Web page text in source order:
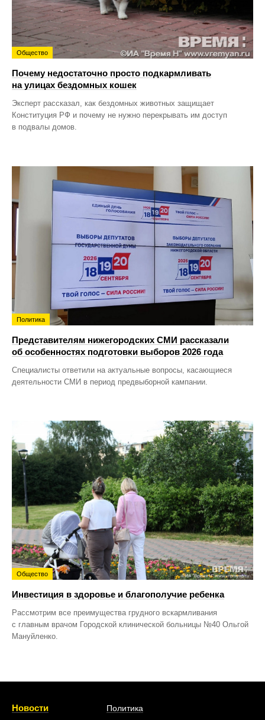
Общество
Почему недостаточно просто подкармливать
на улицах бездомных кошек
Эксперт рассказал, как бездомных животных защищает
Конституция РФ и почему не нужно перекрывать им доступ
в подвалы домов.
Политика
Представителям нижегородских СМИ рассказали
об особенностях подготовки выборов 2026 года
Специалисты ответили на актуальные вопросы, касающиеся
деятельности СМИ в период предвыборной кампании.
Общество
Инвестиция в здоровье и благополучие ребенка
Рассмотрим все преимущества грудного вскармливания
с главным врачом Городской клинической больницы №40 Ольгой
Мануйленко.
Новости
Политика